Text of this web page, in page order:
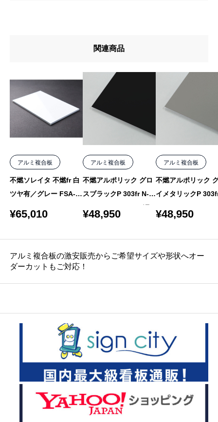
関連商品
アルミ複合板
不燃ソレイタ 不燃fr 白
ツヤ有／グレー FSA-3
¥65,010
アルミ複合板
不燃アルポリック グロ
スブラックP 303fr N-8
3mm 1220×2440 バラ
¥48,950
アルミ複合板
不燃アルポリック
イメタリックP
¥48,950
アルミ複合板の激安販売からご希望サイズや形状へオー
ダーカットもご対応！